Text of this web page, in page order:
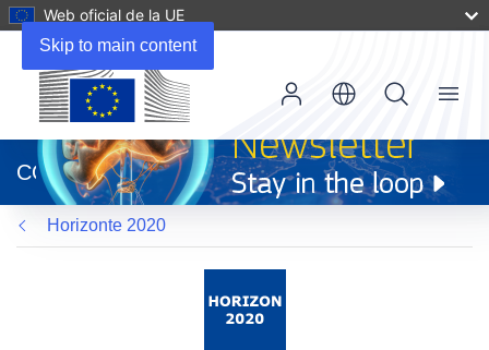
Skip to main content
Web oficial de la UE
abrirá
en
una
nueva
ventana)
CORDIS
Menu
Horizonte 2020